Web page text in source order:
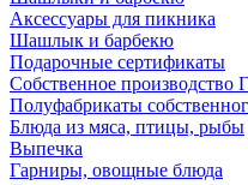
Аксессуары для пикника
Шашлык и барбекю
Подарочные сертификаты
Собственное производство
Полуфабрикаты
Блюда из мяса, птицы, рыбы
Выпечка
Гарниры, овощные блюда